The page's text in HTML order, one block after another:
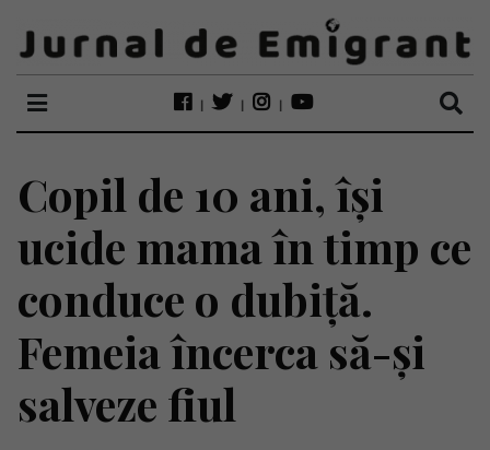
Copil de 10 ani, își
ucide mama în timp ce
conduce o dubiță.
Femeia încerca să-și
salveze fiul